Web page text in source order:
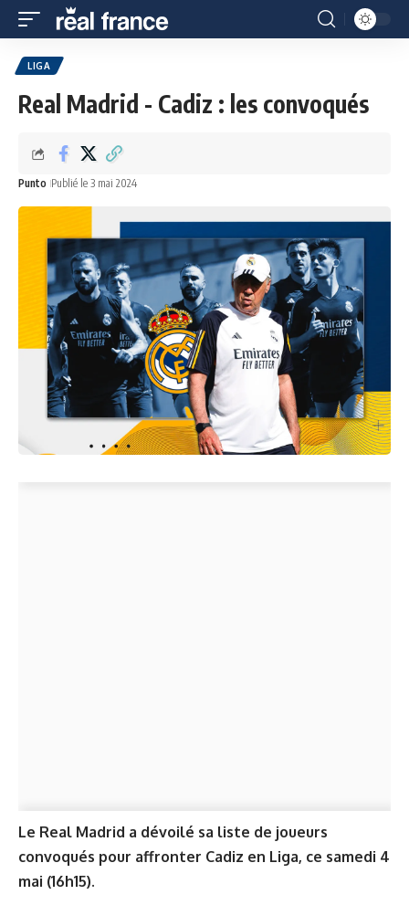
LIGA
Real Madrid - Cadiz : les convoqués
Punto Publié le 3 mai 2024
Le Real Madrid a dévoilé sa liste de joueurs
convoqués pour affronter Cadiz en Liga, ce samedi 4
mai (16h15).